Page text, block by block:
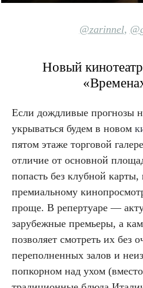
@zarinnel, @
Новый
Если дождливые прогнозы
укрываться будем в новом
пятом этаже торговой
отличие от основной
попасть без клубной
премиальному
проще. В репертуаре —
зарубежные премьеры, а
позволяет смотреть их без
переполненных залов и
попкорном над ухом